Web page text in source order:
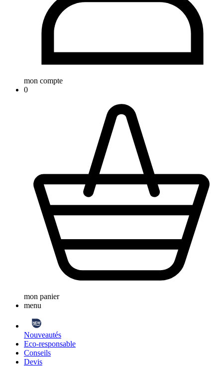
mon compte
0
mon panier
menu
Nouveautés
Eco-responsable
Conseils
Devis